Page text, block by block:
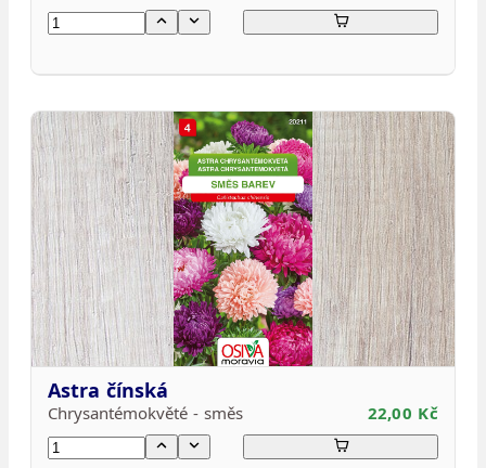
Astra čínská
Chrysantémokvěté - směs 22,00 Kč